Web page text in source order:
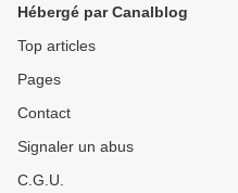
Hébergé par Canalblog
Top articles
Pages
Contact
Signaler un abus
C.G.U.